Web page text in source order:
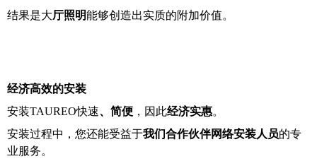
结果是大厅照明能够创造出实质的附加价值。
经济高效的安装
安装TAUREO快速、简便 ，因此经济实惠。
安装过程中，您还能受益于我们合作伙伴网络安装人员的专
业服务。